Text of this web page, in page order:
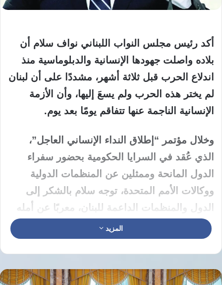
أكد رئيس مجلس النواب اللبناني نواف سلام أن
بلاده واصلت جهودها الإنسانية والدبلوماسية منذ
اندلاع الحرب قبل ثلاثة أشهر، مشددًا على أن لبنان
لم يختر هذه الحرب ولم يسعَ إليها، وأن الأزمة
الإنسانية الناجمة عنها تتفاقم يومًا بعد يوم.
وخلال مؤتمر “إطلاق النداء الإنساني العاجل”،
الذي عُقد في السرايا الحكومية بحضور سفراء
الدول المانحة وممثلين عن المنظمات الدولية
ووكالات الأمم المتحدة، توجه سلام بالشكر إلى
الدول والمنظمات الداعمة للبنان، معربًا عن أمله
في أن يكون اللقاء مناسبة لإنهاء الأزمة لا لفتح
فصل جديد من تداعياتها، حسبما ذكرت وكالة الأنباء
المزيد